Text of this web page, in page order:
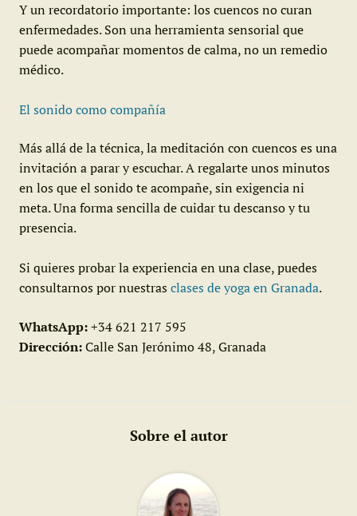
Y un recordatorio importante: los cuencos no curan
enfermedades. Son una herramienta sensorial que
puede acompañar momentos de calma, no un remedio
médico.
El sonido como compañía
Más allá de la técnica, la meditación con cuencos es una
invitación a parar y escuchar. A regalarte unos minutos
en los que el sonido te acompañe, sin exigencia ni
meta. Una forma sencilla de cuidar tu descanso y tu
presencia.
Si quieres probar la experiencia en una clase, puedes
consultarnos por nuestras clases de yoga en Granada.
WhatsApp:+34 621 217 595
Dirección:Calle San Jerónimo 48, Granada
Sobre el autor